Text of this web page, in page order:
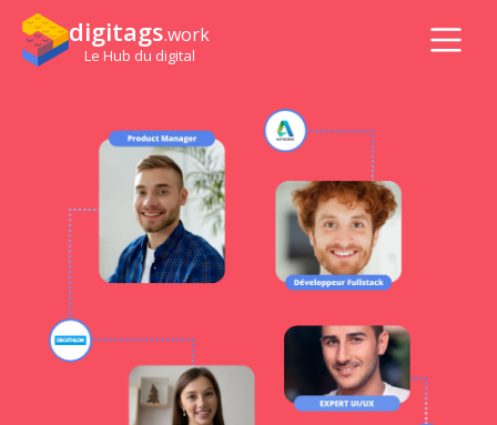
digitags.work
Le Hub du digital